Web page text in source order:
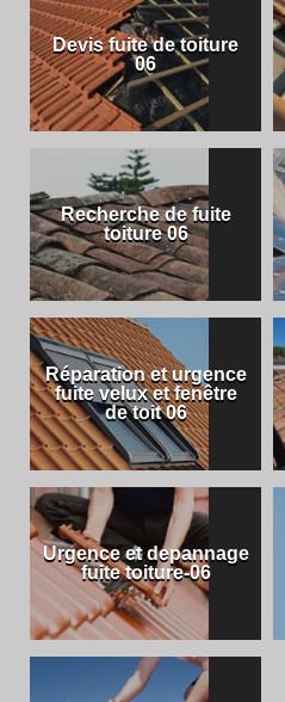
Devis fuite de toiture
06
Recherche de fuite
toiture 06
Réparation et urgence
fuite velux et fenêtre
de toit 06
Urgence et depannage
fuite toiture-06